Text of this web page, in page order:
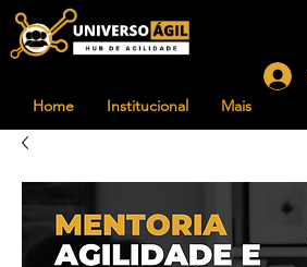
Home Institucional Mais